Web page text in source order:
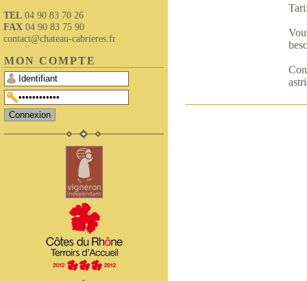
TEL 04 90 83 70 26
FAX 04 90 83 75 90
contact@chateau-cabrieres.fr
MON COMPTE